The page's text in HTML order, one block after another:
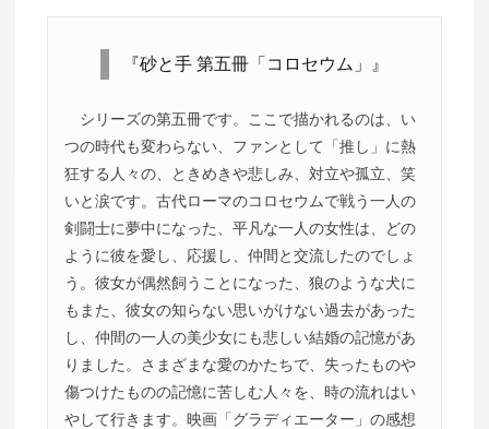
『砂と手 第五冊「コロセウム」』
シリーズの第五冊です。ここで描かれるのは、い
つの時代も変わらない、ファンとして「推し」に熱
狂する人々の、ときめきや悲しみ、対立や孤立、笑
いと涙です。古代ローマのコロセウムで戦う一人の
剣闘士に夢中になった、平凡な一人の女性は、どの
ように彼を愛し、応援し、仲間と交流したのでしょ
う。彼女が偶然飼うことになった、狼のような犬に
もまた、彼女の知らない思いがけない過去があった
し、仲間の一人の美少女にも悲しい結婚の記憶があ
りました。さまざまな愛のかたちで、失ったものや
傷つけたものの記憶に苦しむ人々を、時の流れはい
やして行きます。映画「グラディエーター」の感想